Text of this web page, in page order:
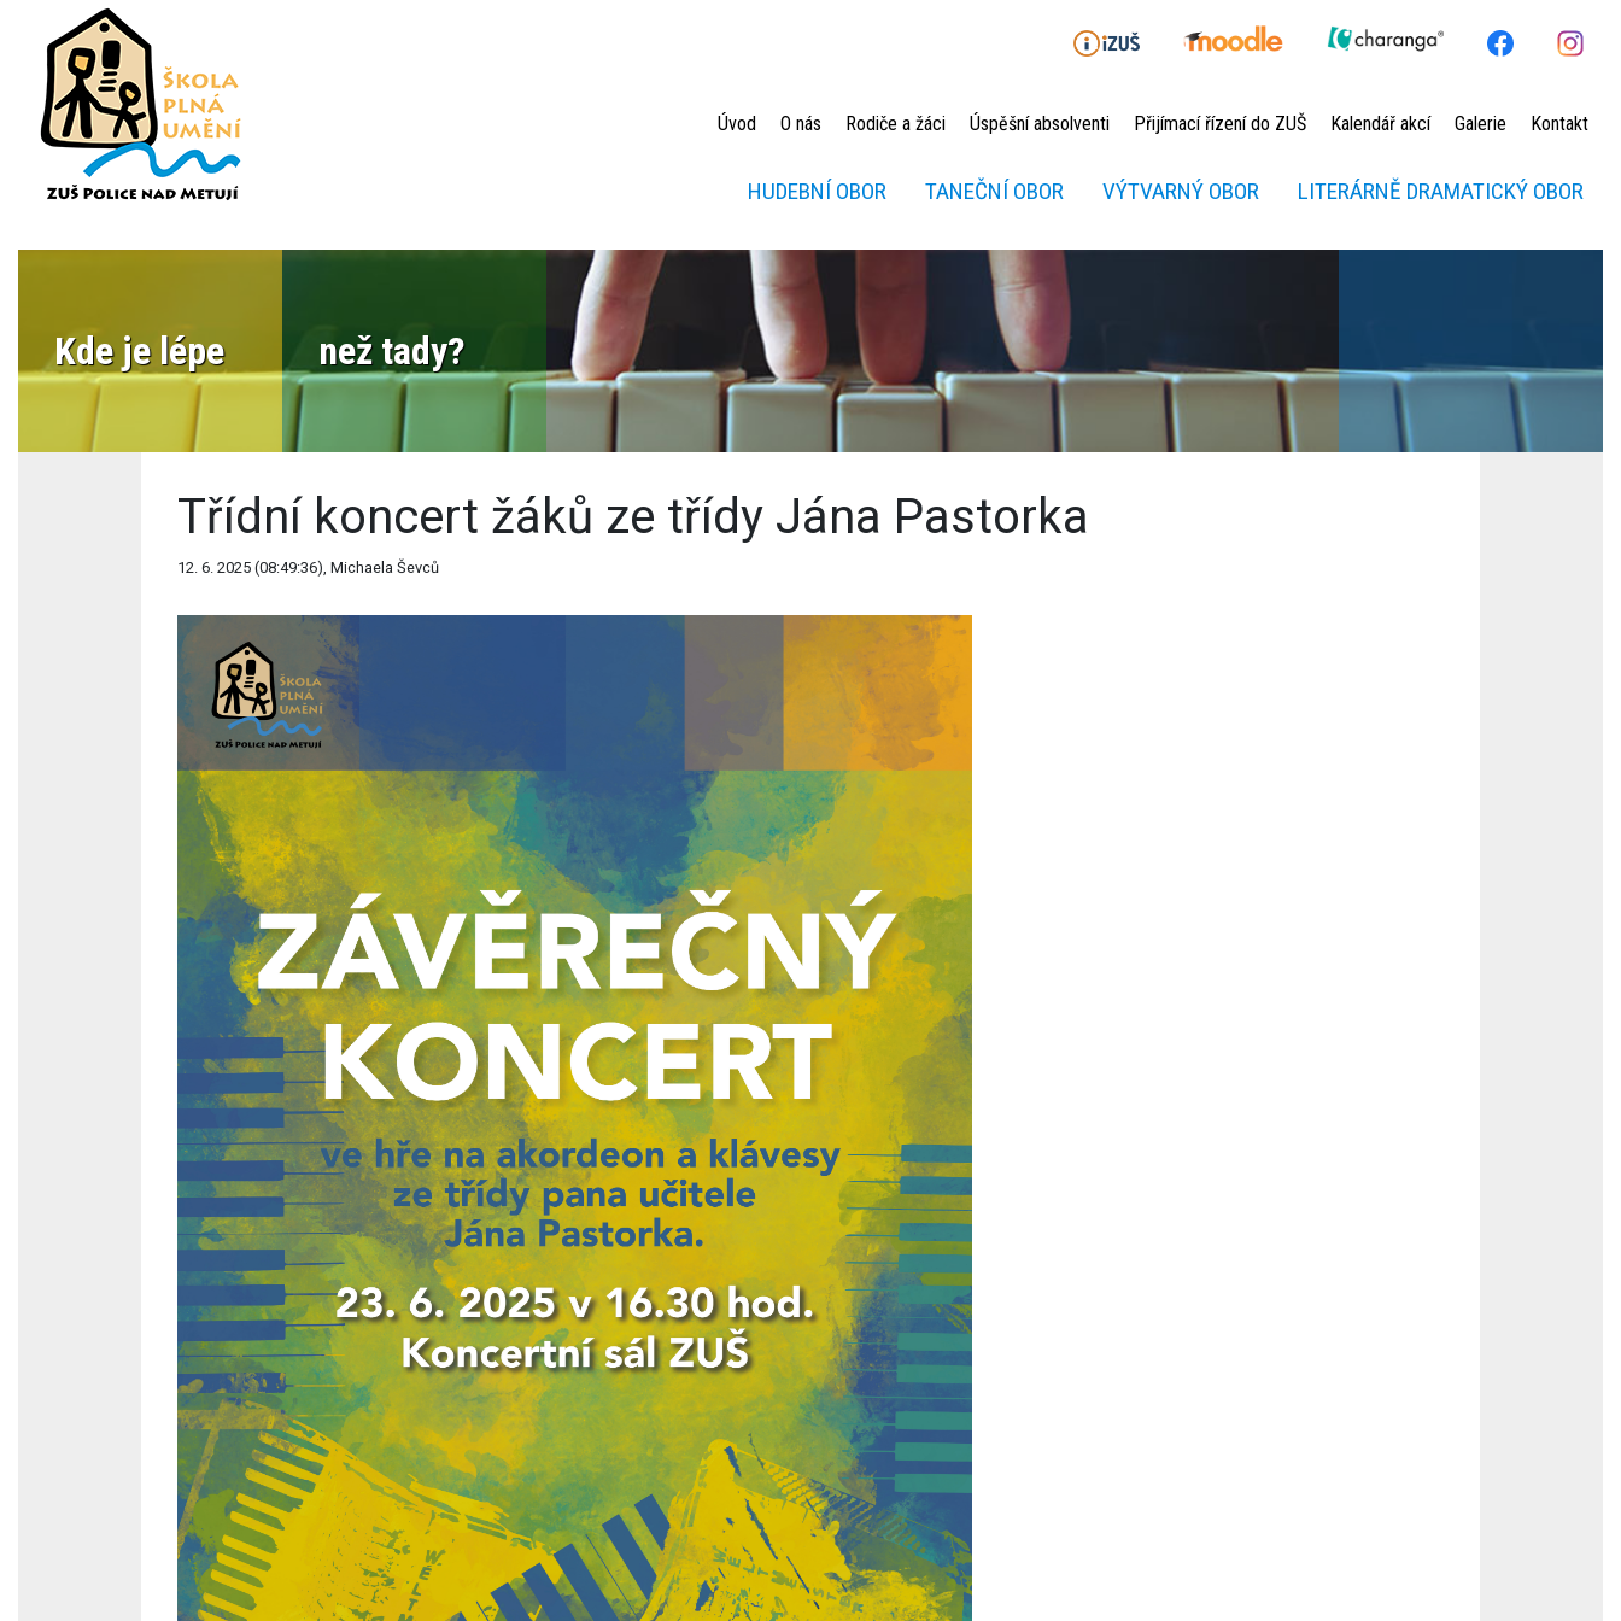
Úvod O nás Rodiče a žáci Úspěšní absolventi Přijímací řízení do ZUŠ Kalendář akcí Galerie Kontakt
HUDEBNÍ OBOR TANEČNÍ OBOR VÝTVARNÝ OBOR LITERÁRNĚ DRAMATICKÝ OBOR
Kde je lépe než tady?
Třídní koncert žáků ze třídy Jána Pastorka
12. 6. 2025 (08:49:36), Michaela Ševců